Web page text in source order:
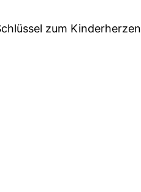
zum Kinderherzen